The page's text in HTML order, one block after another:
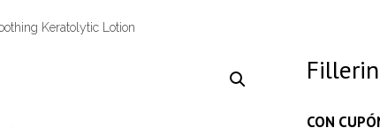
Keratolytic Lotion
CON